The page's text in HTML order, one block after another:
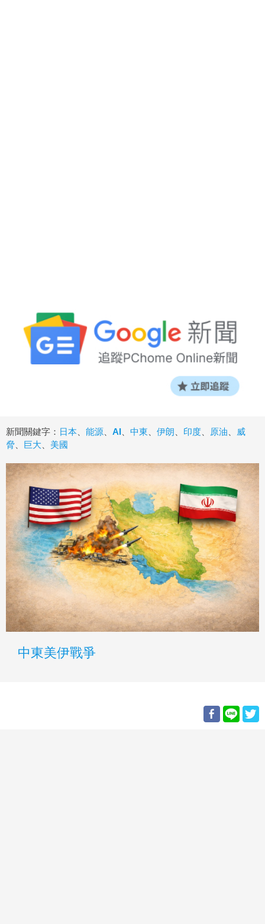
新聞關鍵字： 日本 能源 AI 中東 伊朗 印度 原油
威
脅
巨大 美國
中東美伊戰爭